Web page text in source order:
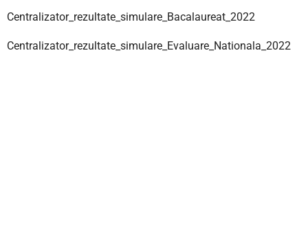
Centralizator_rezultate_simulare_Bacalaureat_2022
Centralizator_rezultate_simulare_Evaluare_Nationala_2022